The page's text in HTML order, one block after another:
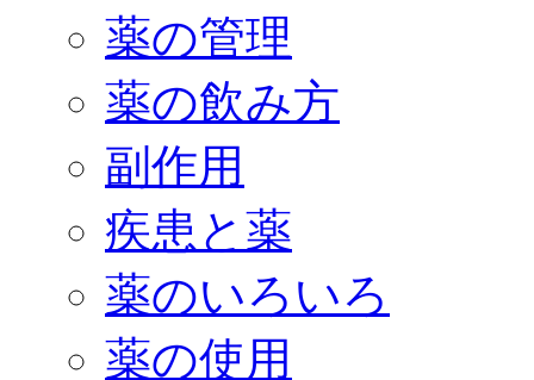
薬の管理
薬の飲み方
副作用
疾患と薬
薬のいろいろ
薬の使用